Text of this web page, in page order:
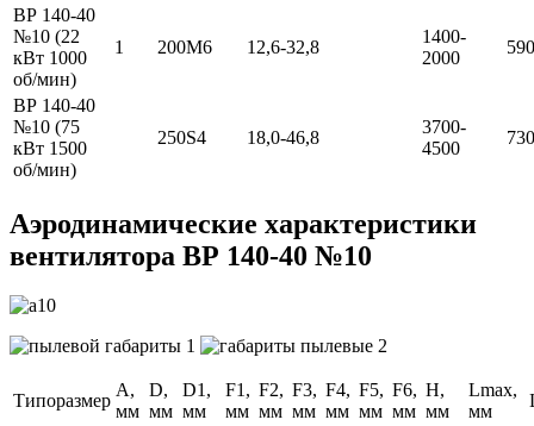
1
ВР 140-40
№10 (22
кВт 1000
об/мин)
200М6 12,6-32,8
1400-
2000
590
ВР 140-40
№10 (75
кВт 1500
об/мин)
250S4 18,0-46,8
3700-
4500
730
Аэродинамические характеристики
вентилятора ВР 140-40 №10
Типоразмер
А,
мм
D,
мм
D1,
мм
F1,
мм
F2,
мм
F3,
мм
F4,
мм
F5,
мм
F6,
мм
H,
мм
Lmax,
мм